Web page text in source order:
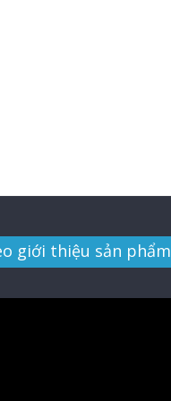
giới thiệu sản phẩm